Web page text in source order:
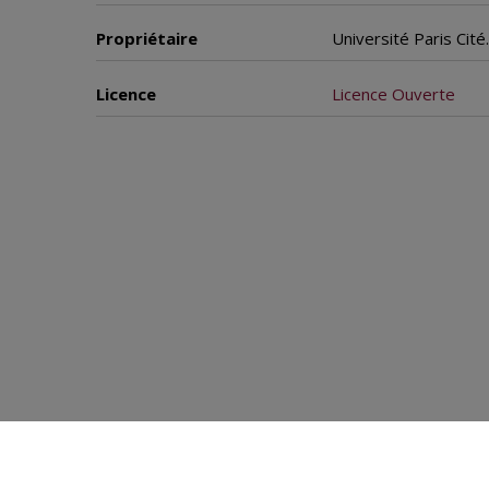
Propriétaire Université Paris
Licence Licence Ouverte